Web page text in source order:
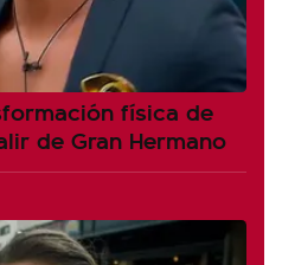
física de
de Gran Hermano